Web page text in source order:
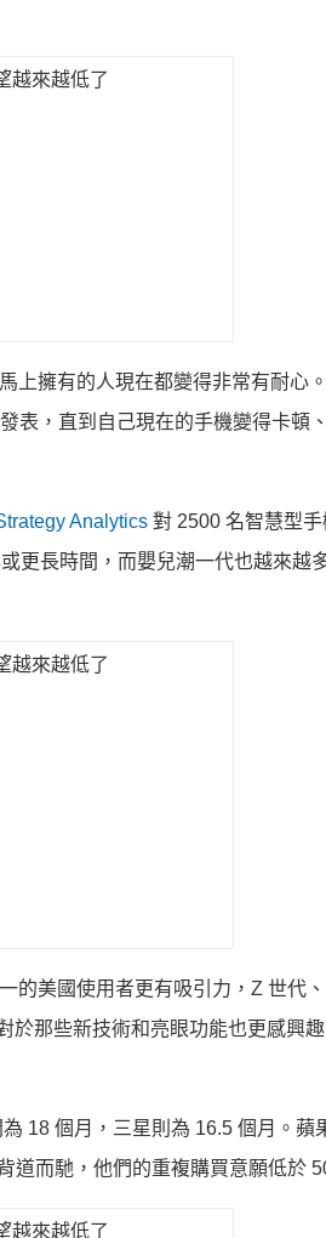
上擁有的人現在都變得非常有耐心
表，直到自己現在的手機變得卡頓
Analytics 對 2500 名智慧型
更長時間，而嬰兒潮一代也越來越
的美國使用者更有吸引力，Z 世代
於那些新技術和亮眼功能也更感興
18 個月，三星則為 16.5 個月。蘋
道而馳，他們的重複購買意願低於